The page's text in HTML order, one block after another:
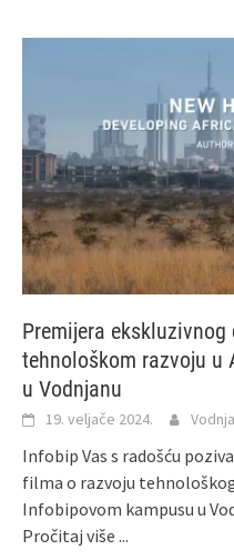
Premijera
tehnološkom razvoju u
u Vodnjanu
19. veljače 2024.
Infobip Vas s radošću
filma o razvoju
Infobipovom kampusu u
Pročitaj više ...